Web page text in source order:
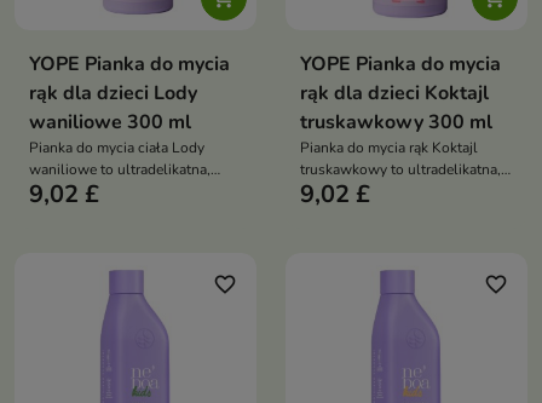
YOPE Pianka do mycia
rąk dla dzieci Lody
waniliowe 300 ml
Pianka do mycia ciała Lody
waniliowe to ultradelikatna,
hipoalergiczna pianka, która
9,02 £
YOPE Pianka do mycia
rąk dla dzieci Koktajl
truskawkowy 300 ml
Pianka do mycia rąk Koktajl
truskawkowy to ultradelikatna,
hipoalergiczna pianka, która
9,02 £
favorite_border favorite_border